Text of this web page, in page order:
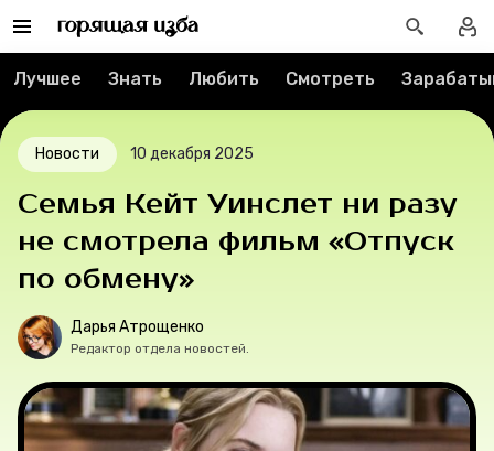
Спецпроекты
Вакансии
Контакты
Мерч
О компании
Рубрики
Лучшее Знать Любить Смотреть
Новости 10 декабря 2025
Семья Кейт Уинслет ни разу
не смотрела фильм «Отпуск
по обмену»
Дарья Атрощенко
Редактор отдела новостей.